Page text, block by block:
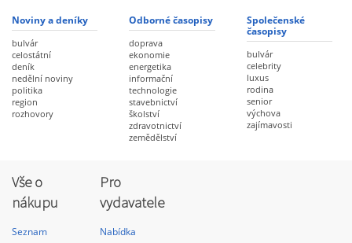
Noviny a deníky
bulvár
celostátní
deník
nedělní noviny
politika
region
rozhovory
Odborné časopisy
doprava
ekonomie
energetika
informační
technologie
stavebnictví
školství
zdravotnictví
zemědělství
Společenské
časopisy
bulvár
celebrity
luxus
rodina
senior
výchova
zajímavosti
Vše o
nákupu
Seznam
Pro
vydavatele
Nabídka